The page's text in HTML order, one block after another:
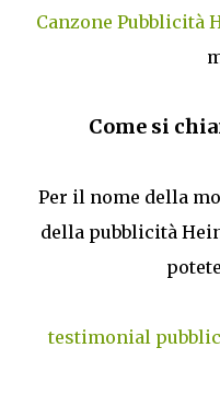
Canzone Pubblicità
Come si
Per il nome della
della pubblicità
testimonial